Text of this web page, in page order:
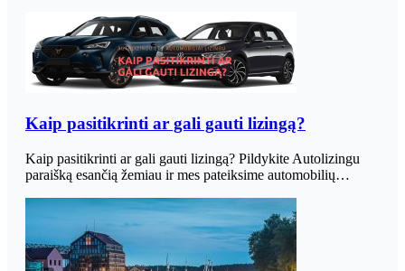
Kaip pasitikrinti ar gali gauti lizingą?
Kaip pasitikrinti ar gali gauti lizingą? Pildykite Autolizingu
paraišką esančią žemiau ir mes pateiksime automobilių…